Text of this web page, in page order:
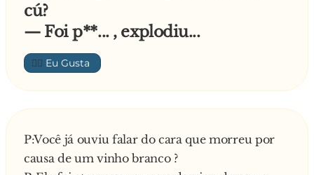
cú?
— Foi p**... , explodiu...
👍🏼
P:Você já ouviu falar do cara que morreu por
causa de um vinho branco ?